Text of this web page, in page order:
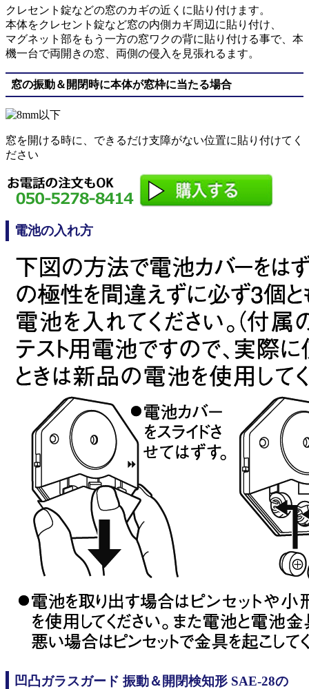
クレセント錠などの窓のカギの近くに貼り付けます。
本体をクレセント錠など窓の内側カギ周辺に貼り付け、
マグネット部をもう一方の窓ワクの背に貼り付ける事で、本
機一台で両開きの窓、両側の侵入を見張れるます。
窓の振動＆開閉時に本体が窓枠に当たる場合
窓を開ける時に、できるだけ支障がない位置に貼り付けてく
ださい
電池の入れ方
凹凸ガラスガード 振動＆開閉検知形 SAE-28の